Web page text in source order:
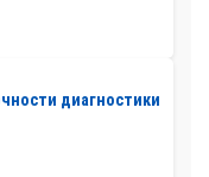
диагностики